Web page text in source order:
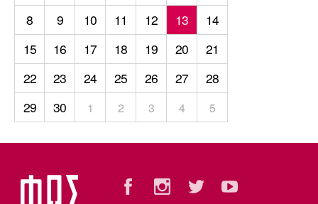
Μάντσεστερ
Τσέλσι Άρσεναλ
Λίβερπουλ
Μάντσεστερ
Σίτι
Γιουβέντους
Μίλαν Μπάγερν
8
9 10 11 12 13
14
15
16 17 18 19 20
21
22
23 24 25 26 27
28
29
30 1 2 3 4 5